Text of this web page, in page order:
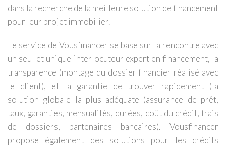
dans la recherche de la meilleure solution de financement
pour leur projet immobilier.
Le service de Vousfinancer se base sur la rencontre avec
un seul et unique interlocuteur expert en financement, la
transparence (montage du dossier financier réalisé avec
le client), et la garantie de trouver rapidement (la
solution globale la plus adéquate (assurance de prêt,
taux, garanties, mensualités, durées, coût du crédit, frais
de dossiers, partenaires bancaires). Vousfinancer
propose également des solutions pour les crédits